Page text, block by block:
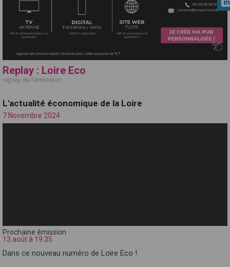
Replay : Loire Eco
replay de l'émission
L'actualité économique de la Loire
7 Novembre 2024
Prochaine émission
13 août à 19:35
Dans ce nouveau numéro de Loire Eco !